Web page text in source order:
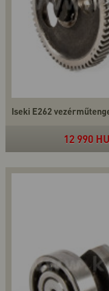
Iseki E262
12 990